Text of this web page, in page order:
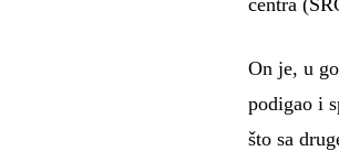
On je, u
podigao i
što sa